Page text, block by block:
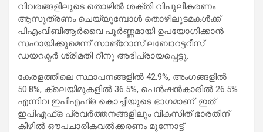
വിവരങ്ങളിലൂടെ തൊഴിൽ ശക്തി വിപുലീകരണം
ആസൂത്രണം ചെയ്യുമ്പോൾ തൊഴിലുടമകൾക്ക്
പിഎംവിബിആർവൈ പൂർണ്ണമായി ഉപയോഗിക്കാൻ
സഹായിക്കുമെന്ന് സാങ്‌റോസ് ലബോറട്ടറീസ്
ഡയറക്ടർ ശ്രീമതി റീനു അഭിപ്രായപ്പെട്ടു.
കേരളത്തിലെ സ്ഥാപനങ്ങളിൽ 42.9%, അംഗങ്ങളിൽ
50.8%, ക്ലെയിമുകളിൽ 36.5%, പെൻഷൻകാരിൽ 26.5%
എന്നിവ ഇപിഎഫ്ഒ കൊച്ചിയുടെ ഭാഗമാണ്. ഇത്
ഇപിഎഫ്ഒ പ്രവർത്തനങ്ങളിലും വികസിത് ഭാരതിന്
കീഴിൽ ഔപചാരികവൽക്കരണം മുന്നോട്ട്